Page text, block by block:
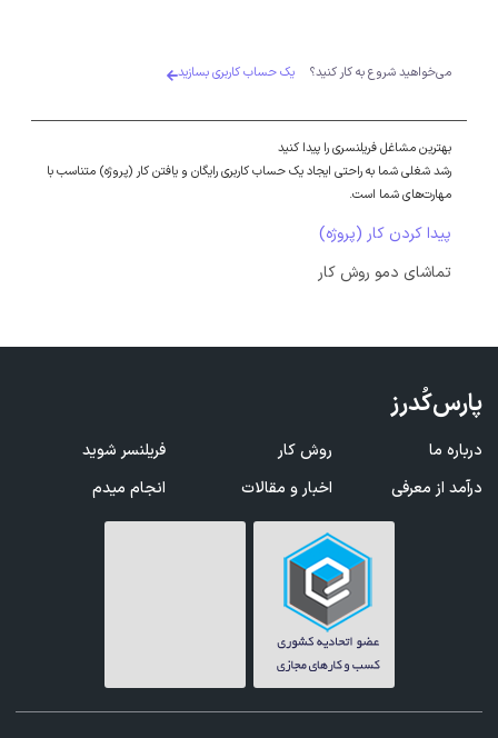
می‌خواهید شروع به کار کنید؟ یک حساب کاربری بسازید
بهترین مشاغل فریلنسری را پیدا کنید
رشد شغلی شما به راحتی ایجاد یک حساب کاربری رایگان و یافتن کار (پروژه) متناسب با
مهارت‌های شما است.
پیدا کردن کار (پروژه)
تماشای دمو روش کار
پارس‌کُدرز
درباره ما روش کار
فریلنسر شوید
درآمد از معرفی
اخبار و مقالات انجام میدم